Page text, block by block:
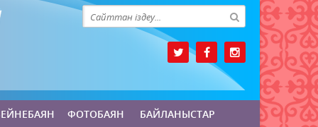
ФОТОБАЯН БАЙЛАНЫСТАР